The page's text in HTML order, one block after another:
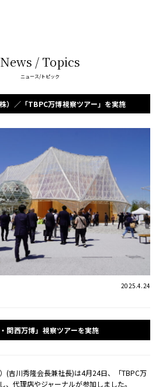
News / Topics
ニュース/トピック
）／「TBPC万博視察ツアー」を実施
2025.4.24
関西万博」視察ツアーを実施
(吉川秀隆会長兼社長)は4月24日、「TBPC万
、代理店やジャーナルが参加しました。